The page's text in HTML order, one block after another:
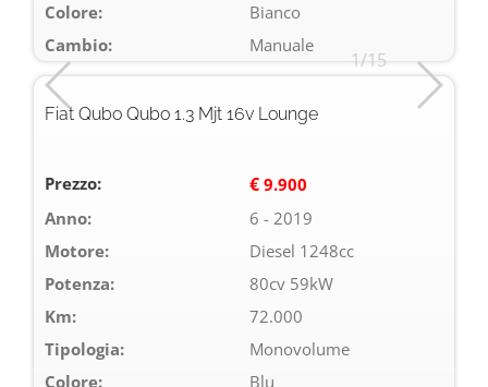
Colore:
Bianco
Cambio:
Manuale
1/15
Fiat Qubo Qubo 1.3 Mjt 16v Lounge
Prezzo: € 9.900
Anno:
6 - 2019
Motore:
Diesel 1248cc
Potenza:
80cv 59kW
Km:
72.000
Tipologia:
Monovolume
Colore:
Blu